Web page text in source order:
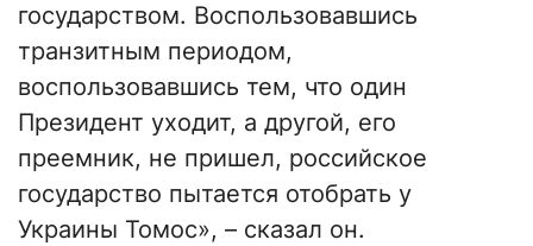
государством. Воспользовавшись
транзитным периодом,
воспользовавшись тем, что один
Президент уходит, а другой, его
преемник, не пришел, российское
государство пытается отобрать у
Украины Томос», – сказал он.